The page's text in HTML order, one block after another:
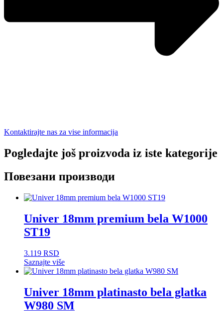
Kontaktirajte nas za vise informacija
Pogledajte još proizvoda iz iste kategorije
Повезани производи
Univer 18mm premium bela W1000
ST19
3.119 RSD
Saznajte više
Univer 18mm platinasto bela glatka
W980 SM